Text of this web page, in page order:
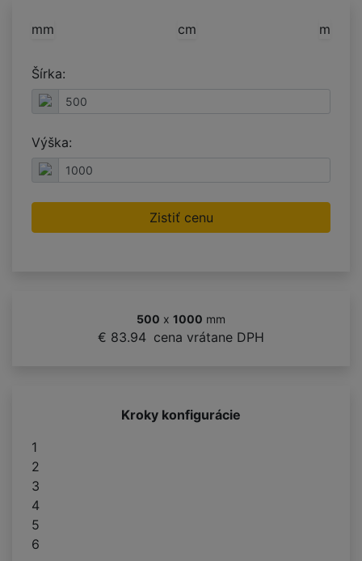
mm cm m
Šírka:
Výška:
Zistiť cenu
500 x 1000 mm
€ 83.94 cena vrátane DPH
Kroky konfigurácie
1
2
3
4
5
6